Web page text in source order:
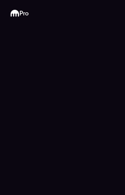
Kraken
Pro